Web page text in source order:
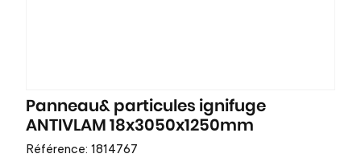
Panneau& particules ignifuge
ANTIVLAM 18x3050x1250mm
Référence: 1814767